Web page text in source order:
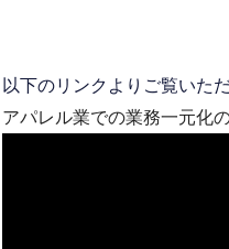
以下のリンクよりご覧いただ
アパレル業での業務一元化